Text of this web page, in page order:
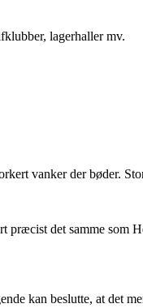
lagerhaller mv.
vanker der bøder.
præcist det samme som
kan beslutte, at det